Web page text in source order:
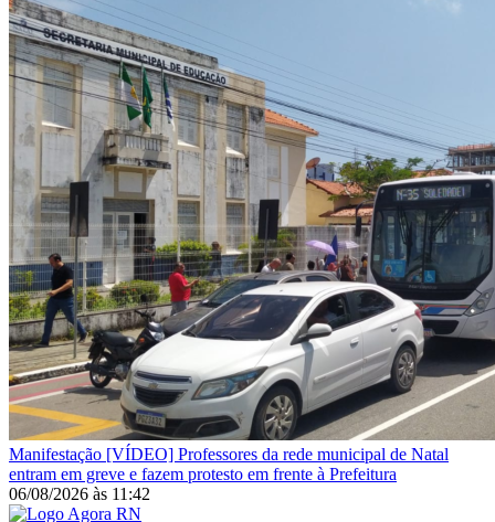
Manifestação [VÍDEO] Professores da rede municipal de Natal
entram em greve e fazem protesto em frente à Prefeitura
06/08/2026 às 11:42